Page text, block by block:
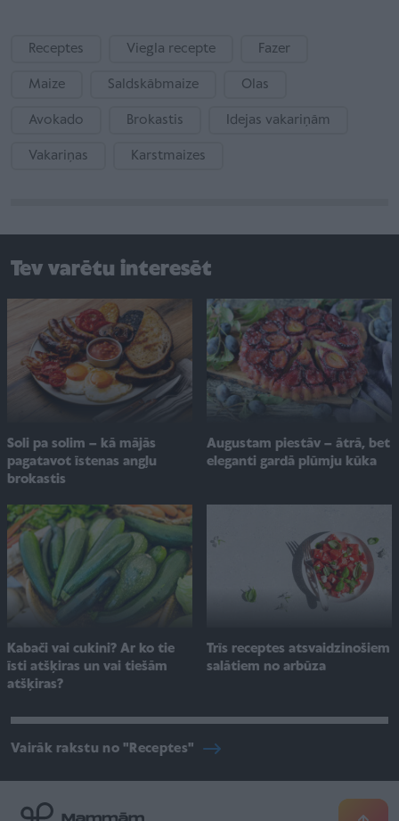
Receptes Viegla recepte Fazer
Maize Saldskābmaize Olas
Avokado Brokastis Idejas vakariņām
Vakariņas Karstmaizes
Tev varētu interesēt
Soli pa solim – kā mājās
pagatavot īstenas angļu
brokastis
Augustam piestāv – ātrā, bet
eleganti gardā plūmju kūka
Kabači vai cukini? Ar ko tie
īsti atšķiras un vai tiešām
atšķiras?
Trīs receptes atsvaidzinošiem
salātiem no arbūza
Vairāk rakstu no "Receptes"